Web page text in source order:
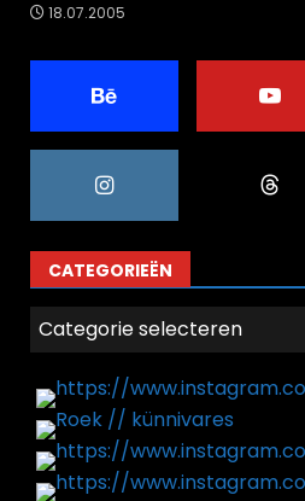
18.07.2005
CATEGORIEËN
Categorieën